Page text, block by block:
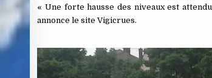
« Une forte hausse des niveaux est
annonce le site Vigicrues.